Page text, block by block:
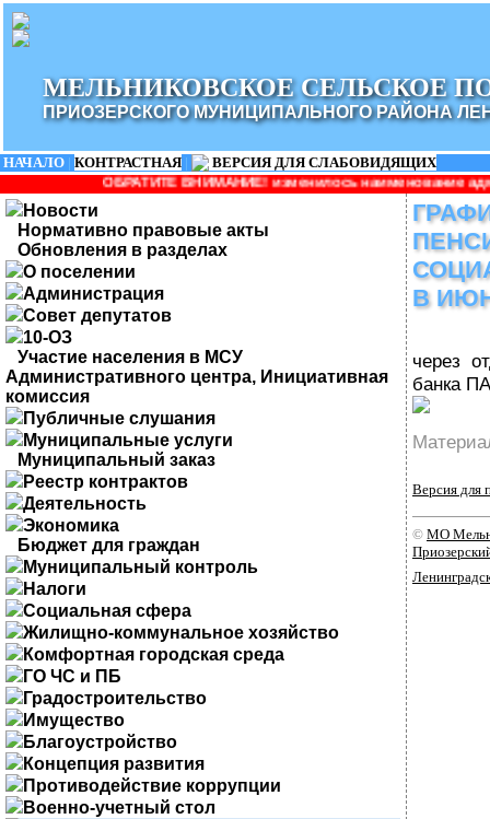
МЕЛЬНИКОВСКОЕ СЕЛЬСКОЕ
ПРИОЗЕРСКОГО МУНИЦИПАЛЬНОГО РАЙОНА
НАЧАЛО | КОНТРАСТНАЯ |
ВЕРСИЯ ДЛЯ СЛАБОВИДЯЩИХ
ВНИМАНИЕ! изменилось наименование администрации:
Новости
Нормативно правовые акты
Обновления в разделах
О поселении
Администрация
Совет депутатов
10-ОЗ
Участие населения в МСУ
Административного центра, Инициативная
комиссия
Публичные слушания
Муниципальные услуги
Муниципальный заказ
Реестр контрактов
Деятельность
Экономика
Бюджет для граждан
Муниципальный контроль
Налоги
Социальная сфера
Жилищно-коммунальное хозяйство
Комфортная городская среда
ГО ЧС и ПБ
Градостроительство
Имущество
Благоустройство
Концепция развития
Противодействие коррупции
Военно-учетный стол
В
через
банка
Версия для
© МО